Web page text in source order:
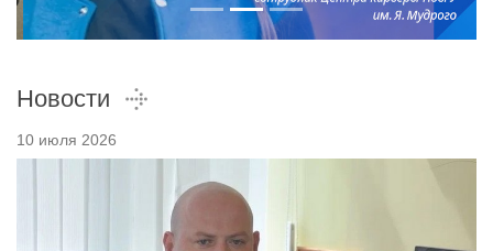
Новости
10 июля 2026